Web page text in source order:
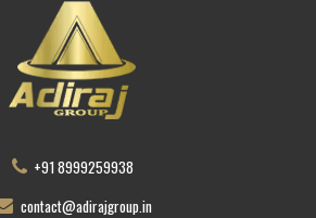
+91 8999259938
contact@adirajgroup.in